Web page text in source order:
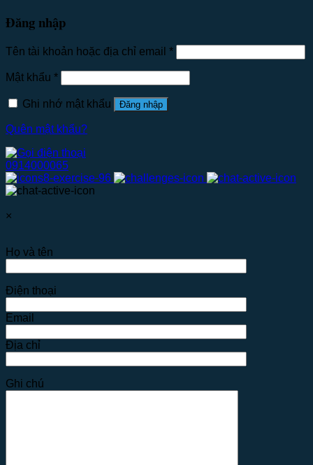
Đăng nhập
Tên tài khoản hoặc địa chỉ email *
Mật khẩu *
Ghi nhớ mật khẩu Đăng nhập
Quên mật khẩu?
0914000065
×
Họ và tên
Điện thoại
Email
Địa chỉ
Ghi chú